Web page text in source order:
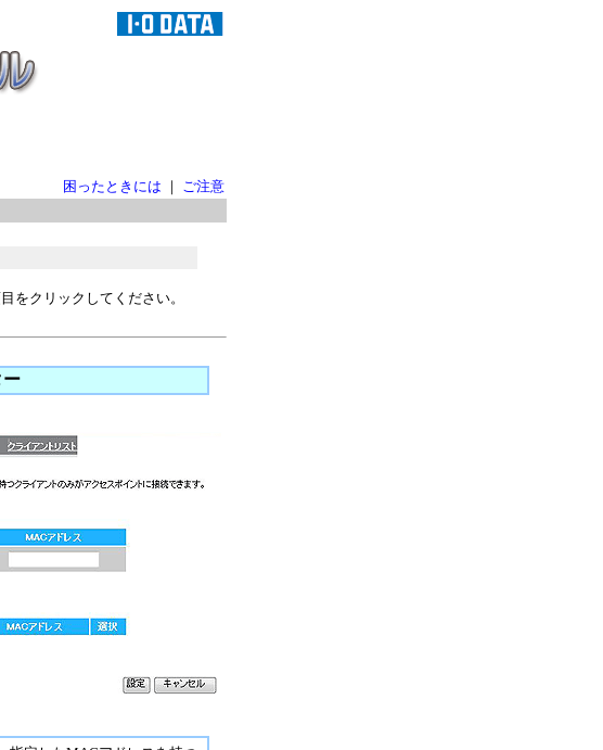
困ったときには ｜ ご注意
をクリックしてください。
ー